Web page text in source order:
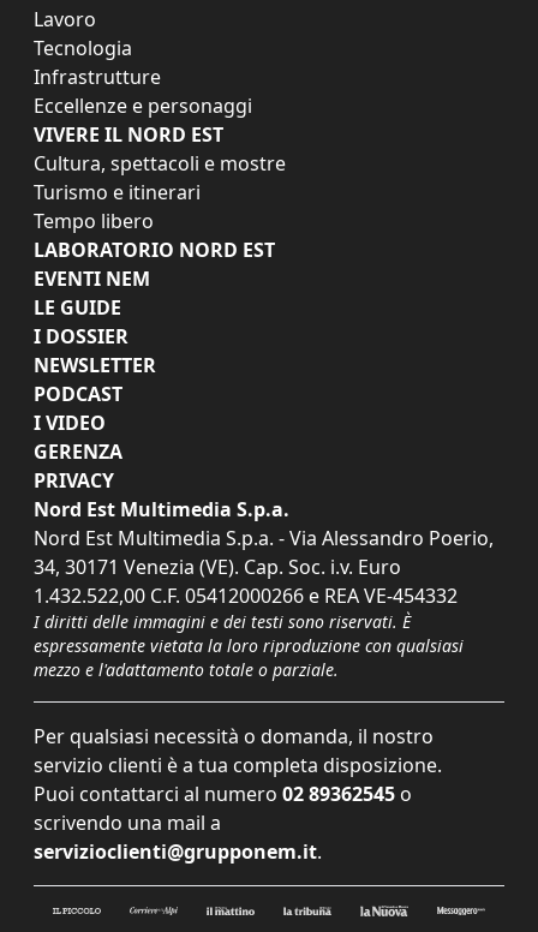
Lavoro
Tecnologia
Infrastrutture
Eccellenze e personaggi
VIVERE IL NORD EST
Cultura, spettacoli e mostre
Turismo e itinerari
Tempo libero
LABORATORIO NORD EST
EVENTI NEM
LE GUIDE
I DOSSIER
NEWSLETTER
PODCAST
I VIDEO
GERENZA
PRIVACY
Nord Est Multimedia S.p.a.
Nord Est Multimedia S.p.a. - Via Alessandro Poerio,
34, 30171 Venezia (VE). Cap. Soc. i.v. Euro
1.432.522,00 C.F. 05412000266 e REA VE-454332
I diritti delle immagini e dei testi sono riservati. È
espressamente vietata la loro riproduzione con qualsiasi
mezzo e l'adattamento totale o parziale.
Per qualsiasi necessità o domanda, il nostro
servizio clienti è a tua completa disposizione.
Puoi contattarci al numero 02 89362545 o
scrivendo una mail a
servizioclienti@grupponem.it.